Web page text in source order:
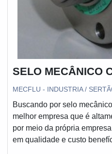
SELO MECÂNICO
MECFLU - INDUSTRIA /
Buscando por selo
melhor empresa que é
por meio da própria
em qualidade e custo